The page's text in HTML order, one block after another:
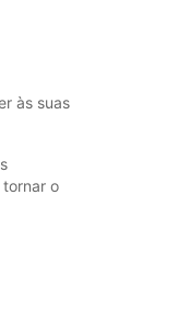
às suas
o